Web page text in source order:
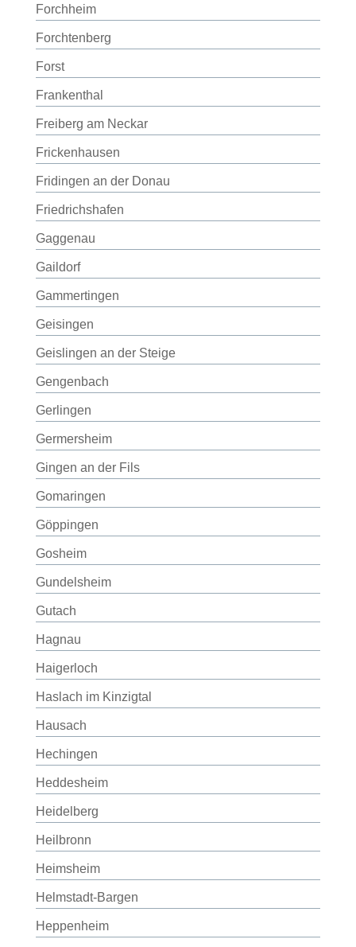
Forchheim
Forchtenberg
Forst
Frankenthal
Freiberg am Neckar
Frickenhausen
Fridingen an der Donau
Friedrichshafen
Gaggenau
Gaildorf
Gammertingen
Geisingen
Geislingen an der Steige
Gengenbach
Gerlingen
Germersheim
Gingen an der Fils
Gomaringen
Göppingen
Gosheim
Gundelsheim
Gutach
Hagnau
Haigerloch
Haslach im Kinzigtal
Hausach
Hechingen
Heddesheim
Heidelberg
Heilbronn
Heimsheim
Helmstadt-Bargen
Heppenheim